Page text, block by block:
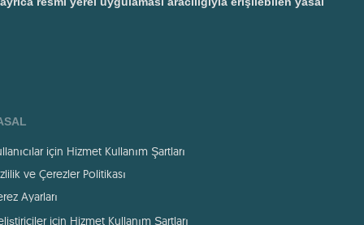
için Hizmet Kullanım Şartları
ve Çerezler Politikası
Ayarları
için Hizmet Kullanım Şartları